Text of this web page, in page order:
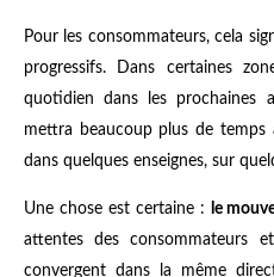
Pour les consommateurs, cela
progressifs. Dans certaines
quotidien dans les prochaines
mettra beaucoup plus de
dans quelques enseignes, sur
Une chose est certaine : le
attentes des consommateurs
convergent dans la même